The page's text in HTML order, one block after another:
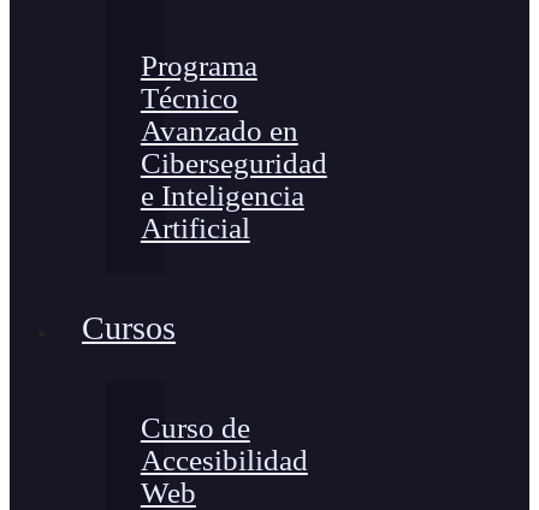
Programa
Técnico
Avanzado en
Ciberseguridad
e Inteligencia
Artificial
Cursos
Curso de
Accesibilidad
Web